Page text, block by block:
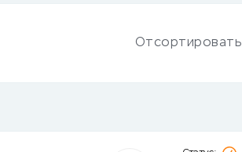
Отсортировать